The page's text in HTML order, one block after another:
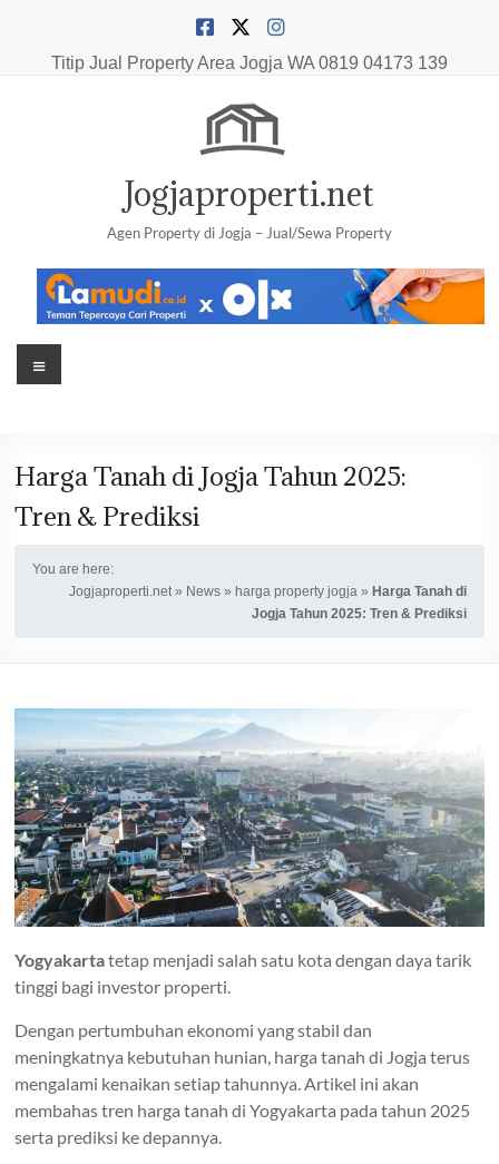
contentTitip Jual Property Area Jogja WA 0819 04173 139
Jogjaproperti.net
Agen Property di Jogja – Jual/Sewa Property
Menu
Harga Tanah di Jogja Tahun 2025:
Tren & Prediksi
You are here:
Jogjaproperti.net» News» harga property jogja » Harga Tanah di
Jogja Tahun 2025: Tren & Prediksi
Yogyakartatetap menjadi salah satu kota dengan daya tarik
tinggi bagi investor properti.
Dengan pertumbuhan ekonomi yang stabil dan
meningkatnya kebutuhan hunian, harga tanah di Jogja terus
mengalami kenaikan setiap tahunnya. Artikel ini akan
membahas tren harga tanah di Yogyakarta pada tahun 2025
serta prediksi ke depannya.